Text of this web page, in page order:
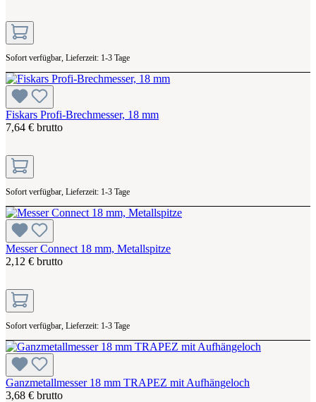
Sofort verfügbar, Lieferzeit: 1-3 Tage
Fiskars Profi-Brechmesser, 18 mm
7,64 € brutto
Sofort verfügbar, Lieferzeit: 1-3 Tage
Messer Connect 18 mm, Metallspitze
2,12 € brutto
Sofort verfügbar, Lieferzeit: 1-3 Tage
Ganzmetallmesser 18 mm TRAPEZ mit Aufhängeloch
3,68 € brutto